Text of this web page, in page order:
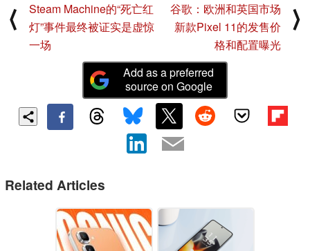
⟨
Steam Machine的“死亡红
灯”事件最终被证实是虚惊
一场
谷歌：欧洲和英国市场
新款Pixel 11的发售价
格和配置曝光
⟩
Add as a preferred
source on Google
Related Articles